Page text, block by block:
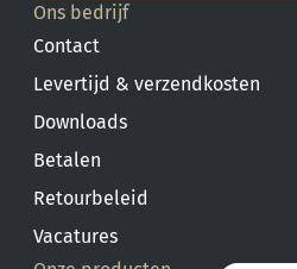
Ons bedrijf
Contact
Levertijd & verzendkosten
Downloads
Betalen
Retourbeleid
Vacatures